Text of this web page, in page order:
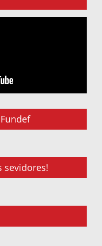
sevidores!